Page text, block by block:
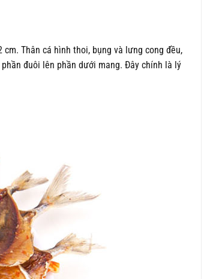
Thân cá hình thoi, bụng và lưng cong đều,
đuôi lên phần dưới mang. Đây chính là lý